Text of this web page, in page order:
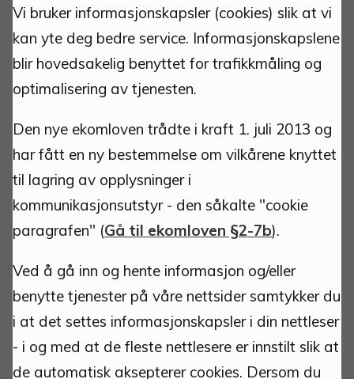
Tynset kommune
Torvgata 1
2500 Tynset
Kommunenummer: 3427
Bankkonto: 1813 52 30444
Bankkonto innbetaling faktura m/KID: 1813 52
30266
VIPPS: 518958
Kontakt:
postmottak@tynset.kommune.no
eDialog
(sikker kanal for dokumentinnsending)
Vi bruker informasjonskapsler (cookies) slik at vi
kan yte deg bedre service. Informasjonskapslene
blir hovedsakelig benyttet for trafikkmåling og
optimalisering av tjenesten.
Den nye ekomloven trådte i kraft 1. juli 2013 og
har fått en ny bestemmelse om vilkårene knyttet
til lagring av opplysninger i
kommunikasjonsutstyr - den såkalte "cookie
paragrafen" (Gå til ekomloven §2-7b).
Ved å gå inn og hente informasjon og/eller
benytte tjenester på våre nettsider samtykker du
i at det settes informasjonskapsler i din nettleser
- i og med at de fleste nettlesere er innstilt slik at
de automatisk aksepterer cookies. Dersom du